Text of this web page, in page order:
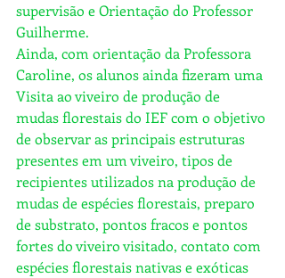
supervisão e Orientação do Professor
Guilherme.
Ainda, com orientação da Professora
Caroline, os alunos ainda fizeram uma
Visita ao viveiro de produção de
mudas florestais do IEF com o objetivo
de observar as principais estruturas
presentes em um viveiro, tipos de
recipientes utilizados na produção de
mudas de espécies florestais, preparo
de substrato, pontos fracos e pontos
fortes do viveiro visitado, contato com
espécies florestais nativas e exóticas